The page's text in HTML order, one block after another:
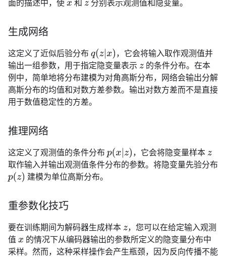
面的描述中，使 x 和z 分别表示观测值和隐变量。
生成网络
这定义了近似后验分布 q(z| x) ，它会将输入取作观测值并
输出一组参数，用于指定隐变量表示 z 的条件分布。在本
例中，简单地将分布建模为对角高斯分布，网络会输出分解
高斯分布的均值和对数方差参数。输出对数方差而不是直接
用于数值稳定性的方差。
推理网络
这定义了观测值的条件分布 p(x|z) ，它会将隐变量样本z
取作输入并输出观测值条件分布的参数。将隐变量先验分布
p(z) 建模为单位高斯分布。
重参数化技巧
要在训练期间为解码器生成样本 z，您可以在给定输入观测
值 x 的情况下从编码器输出的参数所定义的隐变量分布中
采样。然而，这种采样操作会产生瓶颈，因为反向传播不能